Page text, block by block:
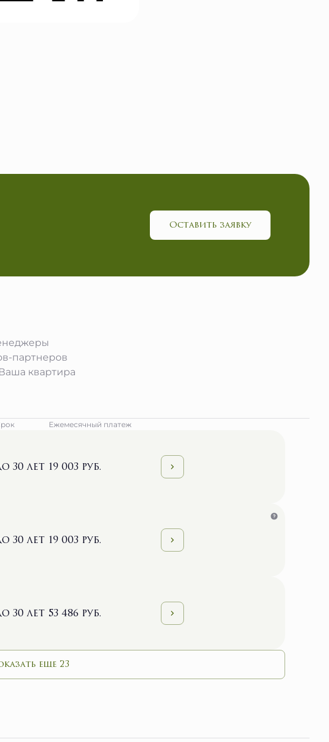
Оставить заявку
партнеров
квартира
Ежемесячный платеж
30 лет 19 003 руб.
30 лет 19 003 руб.
30 лет 53 486 руб.
еще 23